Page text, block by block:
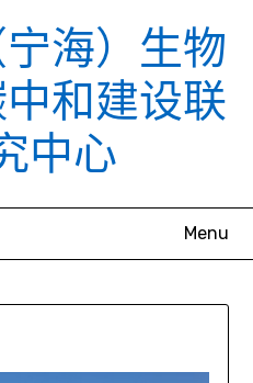
海）生物
和建设联
中心
Menu